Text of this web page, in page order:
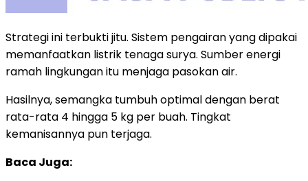
Strategi ini terbukti jitu. Sistem pengairan yang dipakai
memanfaatkan listrik tenaga surya. Sumber energi
ramah lingkungan itu menjaga pasokan air.
Hasilnya, semangka tumbuh optimal dengan berat
rata-rata 4 hingga 5 kg per buah. Tingkat
kemanisannya pun terjaga.
Baca Juga: